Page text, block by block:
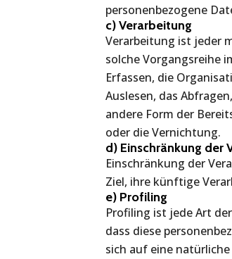
personenbezogene
c) Verarbeitung
Verarbeitung ist jeder
solche Vorgangsreihe
Erfassen, die
Auslesen, das
andere Form der
oder die Vernichtung.
d) Einschränkung der
Einschränkung der
Ziel, ihre künftige
e) Profiling
Profiling ist jede Art
dass diese
sich auf eine